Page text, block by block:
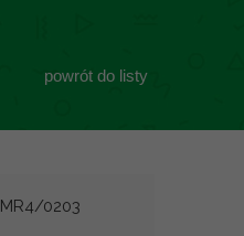
powrót do listy
0203